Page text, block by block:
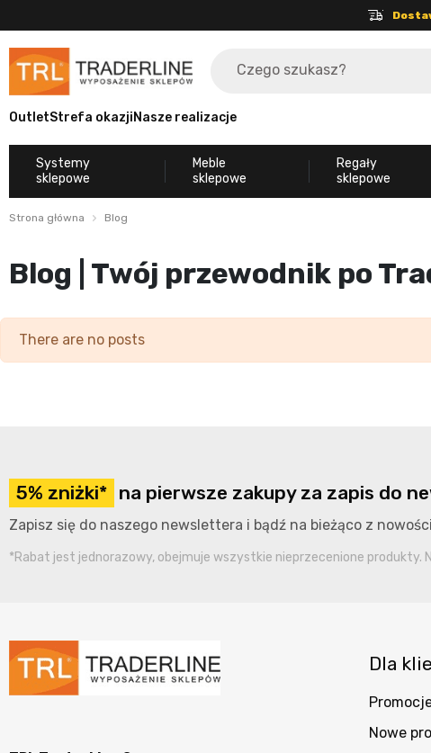
OutletStrefa okazjiNasze realizacje
Systemy
sklepowe
Meble
sklepowe
Regały
sklepowe
Strona główna Blog
Blog | Twój przewodnik po
There are no posts
5% zniżki* na pierwsze zakupy za zapis do
Zapisz się do naszego newslettera i bądź na bieżąco z
*Rabat jest jednorazowy, obejmuje wszystkie nieprzecenione produkty.
Dla
Nowe